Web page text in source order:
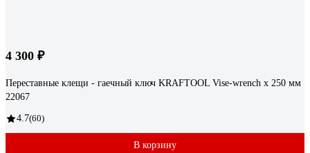
4 300 ₽
Переставные клещи - гаечный ключ KRAFTOOL Vise-wrench x 250 мм
22067
4.7(60)
В корзину